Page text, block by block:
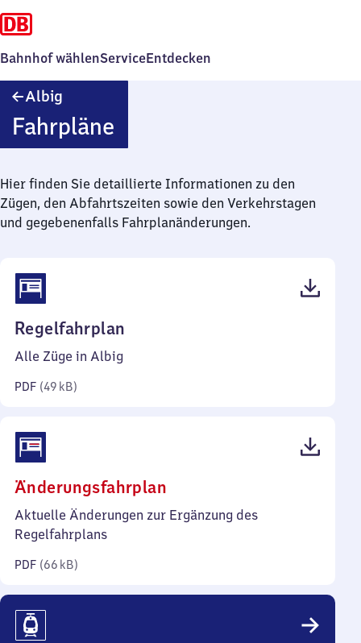
Bahnhof wählenServiceEntdecken
Albig
Fahrpläne
Hier finden Sie detaillierte Informationen zu den
Zügen, den Abfahrtszeiten sowie den Verkehrstagen
und gegebenenfalls Fahrplanänderungen.
Regelfahrplan
Alle Züge in Albig
PDF (49 kB)
Änderungsfahrplan
66
Aktuelle Änderungen zur Ergänzung des
Regelfahrplans
PDF (66 kB)